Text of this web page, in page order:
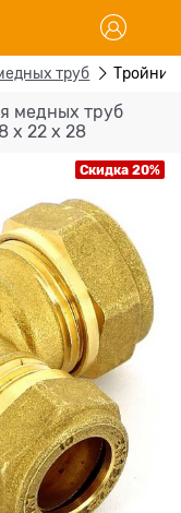
труб Тройник
медных труб
х 22 х 28
Скидка 20%